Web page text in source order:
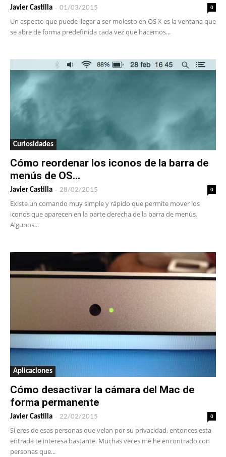
Javier Castilla - 01/03/2015 0
Un aspecto que puede llegar a ser molesto en OS X es la ventana que
se abre de forma predefinida cada vez que hacemos...
Curiosidades
Cómo reordenar los iconos de la barra de
menús de OS...
Javier Castilla - 28/02/2015 0
Existe un comando muy simple y rápido que permite mover los
iconos que aparecen en la parte derecha de la barra de menús.
Algunos...
Aplicaciones
Cómo desactivar la cámara del Mac de
forma permanente
Javier Castilla - 22/02/2015 0
Si eres de esas personas que velan por su privacidad, entonces esta
entrada te interesa bastante. Muchas veces me he encontrado con
personas que...